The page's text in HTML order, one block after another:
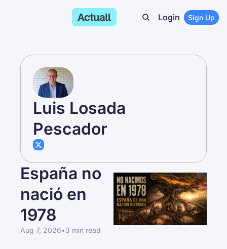
Login Sign Up
Luis Losada
Pescador
España no
nació en
1978
Aug 7, 2026•3 min read